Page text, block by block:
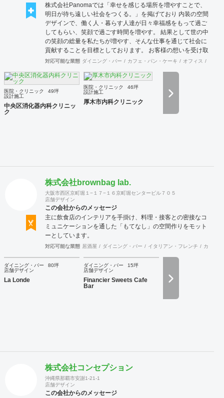
株式会社Panomaでは「幸せを感じる場所を増やすことで、
明日が待ち遠しい社会をつくる。」を掲げており 内装の空間
デザインで、働く人・暮らす人達が日々幸福感をもって過ご
してもらい、笑顔で過ごす時間を増やす。 結果として世の中
の笑顔の総量を私たちが増やす、そんな仕事を通じて社会に
貢献することを目標としております。 お客様の想いを受け取
り、その想いを具現化できるデザインと施工を心掛け、 創業
でおります。 お客様満足を追求し「あなたに出会えてよかっ
た企業」であり続けれるよう貢献していきます。 医療施設に
特化した内装デザイン・施工の提供ブラインド『Clione』も
展開中です！ 是非ご連絡をお待ちしております！！
対応可能な業態 ダイニング・バー カフェ・パン・ケーキ オフィス
医院・クリニック
49坪
設計施工
中央区消化器内科クリニッ
ク
医院・クリニック
46坪
設計施工
厚木市内科クリニック
株式会社brownbag lab.
大阪市西区京町堀１−１７−１６京町堀センタービル７０５
店舗デザイン
この会社からのメッセージ
主に飲食店のインテリアを手掛け、料理・接客との密接なコ
ミュニケーションを通した「もてなし」の空間作りをモット
ーとしています。
対応可能な業態 居酒屋 ダイニング・バー イタリアン・フレンチ カフェ
ダイニング・バー
80坪
店舗デザイン
La Londe
ダイニング・バー
15坪
店舗デザイン
Financier Sweets Cafe
Bar
株式会社コンセプション
沖縄県那覇市安謝1-21-1
店舗デザイン
この会社からのメッセージ